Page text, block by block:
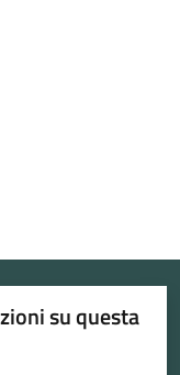
su questa